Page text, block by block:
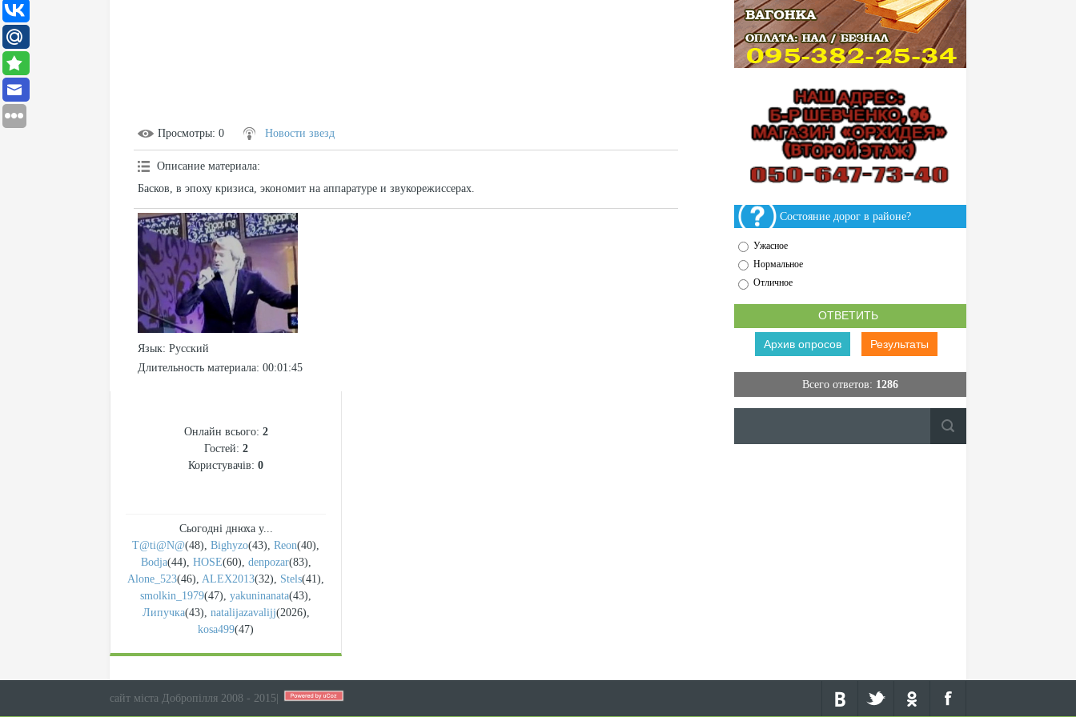
Просмотры: 0 Новости звезд
Описание материала:
Басков, в эпоху кризиса, экономит на аппаратуре и звукорежиссерах.
Язык: Русский
Длительность материала: 00:01:45
Состояние дорог в районе?
Ужасное
Нормальное
Отличное
Архив опросов Результаты
Всего ответов: 1286
Онлайн всього: 2
Гостей: 2
Користувачів: 0
Сьогодні днюха у...
T@ti@N@(48), Bighyzo(43), Reon(40),
Bodja(44), HOSE(60), denpozar(83),
Alone_523(46), ALEX2013(32), Stels(41),
smolkin_1979(47), yakuninanata(43),
Липучка(43), natalijazavalijj(2026),
kosa499(47)
сайт міста Добропілля 2008 - 2015